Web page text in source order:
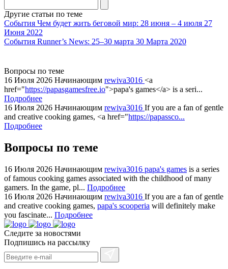
Другие статьи по теме
События Чем будет жить беговой мир: 28 июня – 4 июля 27
Июня 2022
События Runner’s News: 25–30 марта 30 Марта 2020
Вопросы по теме
16 Июля 2026 Начинающим rewiva3016 <a
href="https://papasgamesfree.io">papa's games</a> is a seri...
Подробнее
16 Июля 2026 Начинающим rewiva3016 If you are a fan of gentle
and creative cooking games, <a href="https://papassco...
Подробнее
Вопросы по теме
16 Июля 2026 Начинающим rewiva3016 papa's games is a series
of famous cooking games associated with the childhood of many
gamers. In the game, pl... Подробнее
16 Июля 2026 Начинающим rewiva3016 If you are a fan of gentle
and creative cooking games, papa's scooperia will definitely make
you fascinate... Подробнее
Следите за новостями
Подпишись на рассылку